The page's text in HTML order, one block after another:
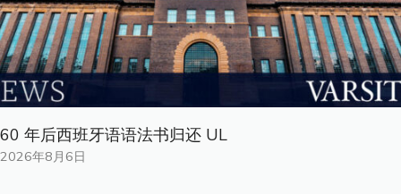
60 年后西班牙语语法书归还 UL
2026年8月6日